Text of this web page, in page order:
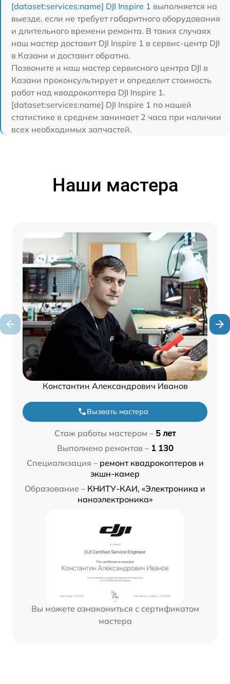
[dataset:services:name] DJI Inspire 1 выполняется на
выезде, если не требует габаритного оборудования
и длительного времени ремонта. В таких случаях
наш мастер доставит DJI Inspire 1 в сервис-центр DJI
в Казани и доставит обратно.
Позвоните и наш мастер сервисного центра DJI в
Казани проконсультирует и определит стоимость
работ над квадрокоптера DJI Inspire 1.
[dataset:services:name] DJI Inspire 1 по нашей
статистике в среднем занимает 2 часа при наличии
всех необходимых запчастей.
Наши мастера
Константин Александрович Иванов
Вызвать мастера
Стаж работы мастером – 5 лет
Выполнено ремонтов – 1 130
Специализация – ремонт квадрокоптеров и
экшн-камер
Образование – КНИТУ-КАИ, «Электроника и
наноэлектроника»
Вы можете ознакомиться с сертификатом
мастера